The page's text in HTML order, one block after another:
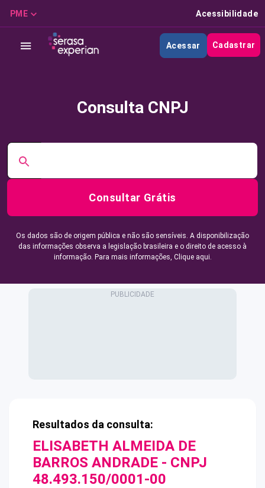
PME Acessibilidade
Acessar Cadastrar
Consulta CNPJ
Consultar Grátis
Os dados são de origem pública e não são sensíveis. A disponibilização
das informações observa a legislação brasileira e o direito de acesso à
informação. Para mais informações, Clique aqui.
Resultados da consulta:
ELISABETH ALMEIDA DE
BARROS ANDRADE - CNPJ
48.493.150/0001-00